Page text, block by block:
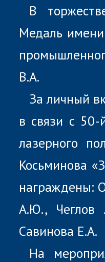
В
Медаль
В.А.
За личный
в связи с 50-
лазерного
Косьминова
награждены:
А.Ю., Чеглов
Савинова Е.А.
На